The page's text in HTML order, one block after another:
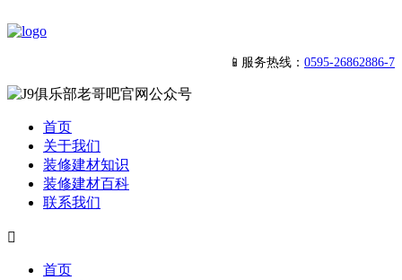
📱服务热线： 0595-26862886-7
首页
关于我们
装修建材知识
装修建材百科
联系我们

首页